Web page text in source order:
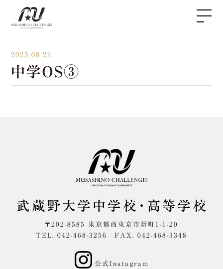
2025.08.22
中学OS③
〒202-8585 東京都西東京市新町1-1-20
TEL. 042-468-3256 FAX. 042-468-3348
公式Instagram